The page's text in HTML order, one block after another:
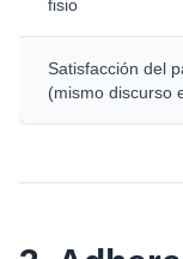
fisio
Satisfacción del
(mismo discurso